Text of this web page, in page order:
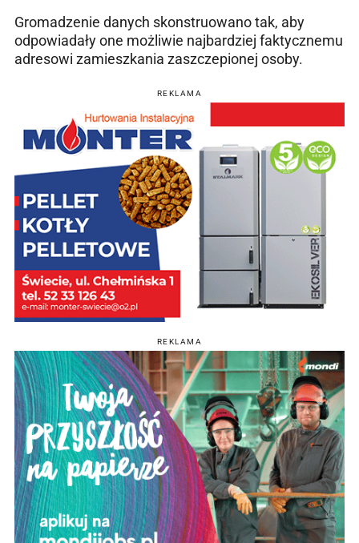
Gromadzenie danych skonstruowano tak, aby
odpowiadały one możliwie najbardziej faktycznemu
adresowi zamieszkania zaszczepionej osoby.
REKLAMA
REKLAMA